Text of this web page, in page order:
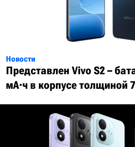
Новости
Представлен Vivo S2 –
мА·ч в корпусе толщиной